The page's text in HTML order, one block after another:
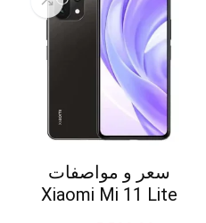
سعر و مواصفات
Xiaomi Mi 11 Lite